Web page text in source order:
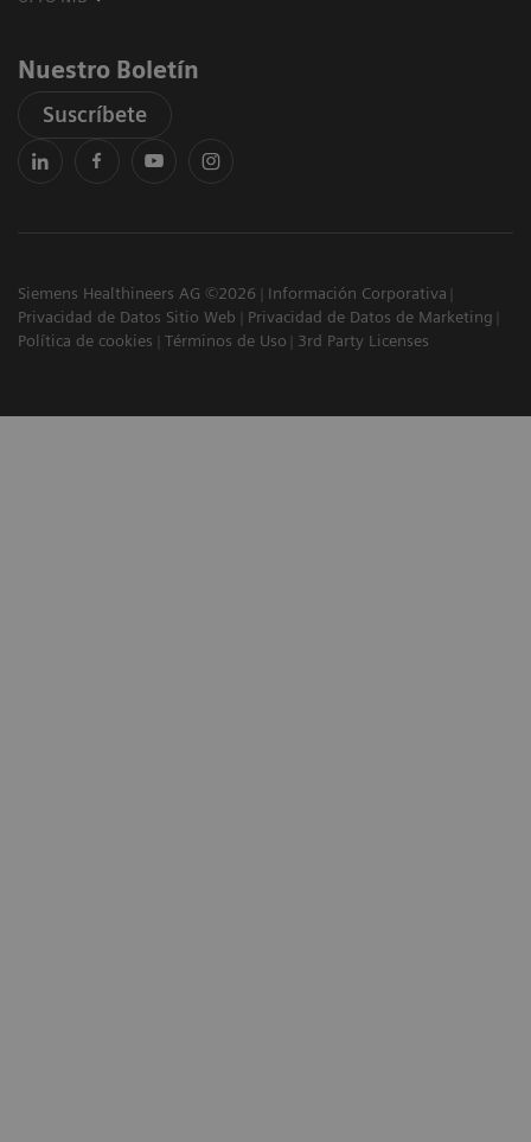
Nuestro Boletín
Suscríbete
Siemens Healthineers AG ©2026
Información Corporativa
Privacidad de Datos Sitio Web
Privacidad de Datos de Marketing
Política de cookies
Términos de Uso 3rd Party Licenses